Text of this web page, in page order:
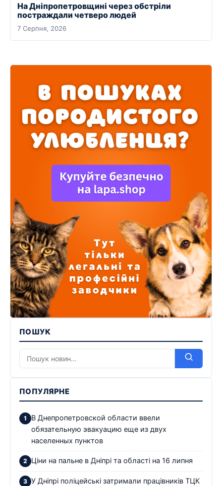
На Дніпропетровщині через обстріли
постраждали четверо людей
7 Серпня, 2026
ПОШУК
ПОПУЛЯРНЕ
В Днепропетровской области ввели
обязательную эвакуацию еще из двух
населенных пунктов
Ціни на пальне в Дніпрі та області на 16 липня
У Дніпрі поліцейські затримали працівників ТЦК